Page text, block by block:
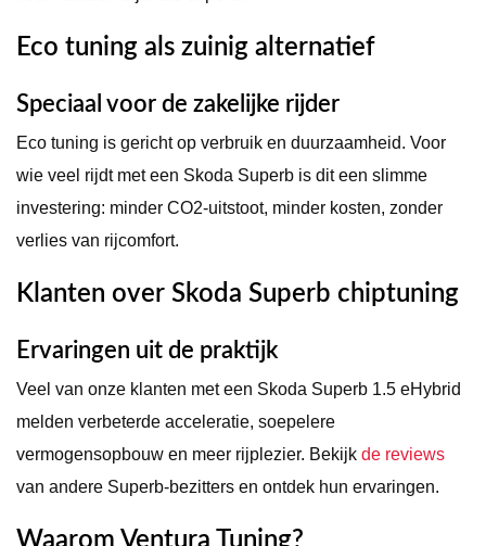
Eco tuning als zuinig alternatief
Speciaal voor de zakelijke rijder
Eco tuning is gericht op verbruik en duurzaamheid. Voor
wie veel rijdt met een Skoda Superb is dit een slimme
investering: minder CO2-uitstoot, minder kosten, zonder
verlies van rijcomfort.
Klanten over Skoda Superb chiptuning
Ervaringen uit de praktijk
Veel van onze klanten met een Skoda Superb 1.5 eHybrid
melden verbeterde acceleratie, soepelere
vermogensopbouw en meer rijplezier. Bekijk de reviews
van andere Superb-bezitters en ontdek hun ervaringen.
Waarom Ventura Tuning?